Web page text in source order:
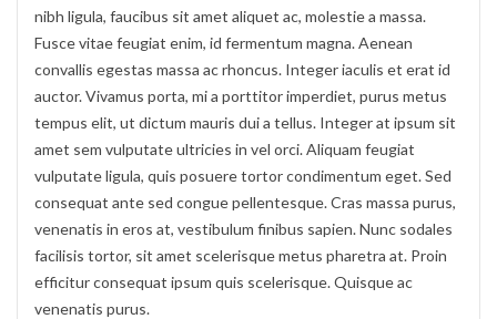
nibh ligula, faucibus sit amet aliquet ac, molestie a massa.
Fusce vitae feugiat enim, id fermentum magna. Aenean
convallis egestas massa ac rhoncus. Integer iaculis et erat id
auctor. Vivamus porta, mi a porttitor imperdiet, purus metus
tempus elit, ut dictum mauris dui a tellus. Integer at ipsum sit
amet sem vulputate ultricies in vel orci. Aliquam feugiat
vulputate ligula, quis posuere tortor condimentum eget. Sed
consequat ante sed congue pellentesque. Cras massa purus,
venenatis in eros at, vestibulum finibus sapien. Nunc sodales
facilisis tortor, sit amet scelerisque metus pharetra at. Proin
efficitur consequat ipsum quis scelerisque. Quisque ac
venenatis purus.